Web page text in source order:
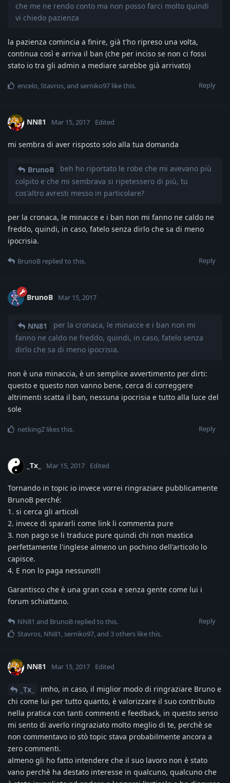
che me ne rendo conto ma non posso farci molto quindi
vi chiedo pazienza
la pazienza comincia a finire, già t'ho ripreso una volta,
continua così e arriva il ban (che per inciso se non ci fossi
stato io tra gli admin a mediare sarebbe già arrivato)
Reply
encelo,Stavros, and serniko97 like this.
NN81 Mar 15, 2017 Edited
mi sembra di aver risposto solo alla tua domanda
BrunoB
beh ho riportato le robe che mi avevano più
colpito e che mi sembrava si ripetessero di più, tu
cos'altro avresti messo in particolare?
per la cronaca, le minacce e i ban non mi fanno ne caldo ne
freddo, quindi, in caso, fatelo senza dirlo che sa di meno
ipocrisia.
Reply
BrunoB replied to this.
BrunoB Mar 15, 2017
NN81
per la cronaca, le minacce e i ban non mi
fanno ne caldo ne freddo, quindi, in caso, fatelo senza
dirlo che sa di meno ipocrisia.
non è una minaccia, è un semplice avvertimento per dirti:
questo e questo non vanno bene, cerca di correggere
altrimenti scatta il ban, nessuna ipocrisia e tutto alla luce del
sole
Reply
netkingZ likes this.
_Tx_ Mar 15, 2017 Edited
Tornando in topic io invece vorrei ringraziare pubblicamente
BrunoB perché:
1. si cerca gli articoli
2. invece di spararli come link li commenta pure
3. non pago se li traduce pure quindi chi non mastica
perfettamente l'inglese almeno un pochino dell'articolo lo
capisce.
4. E non lo paga nessuno!!!
Garantisco che è una gran cosa e senza gente come lui i
forum schiattano.
Reply
NN81 and BrunoB replied to this.
Stavros, NN81,serniko97, and 3others like this.
NN81 Mar 15, 2017 Edited
_Tx_
imho, in caso, il miglior modo di ringraziare Bruno e
chi come lui per tutto quanto, è valorizzare il suo contributo
nella pratica con tanti commenti e feedback, in questo senso
mi sento di averlo ringraziato molto meglio di te, perchè se
non commentavo io stò topic stava probabilmente ancora a
zero commenti.
almeno gli ho fatto intendere che il suo lavoro non è stato
vano perchè ha destato interesse in qualcuno, qualcuno che